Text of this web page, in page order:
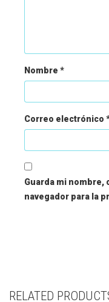
Nombre *
Correo electrónico
Guarda mi nombre,
navegador para la
RELATED